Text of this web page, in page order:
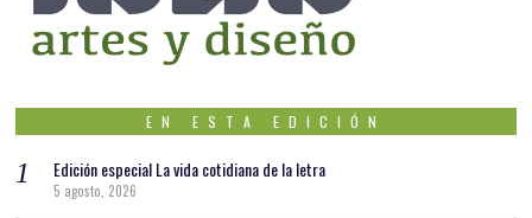
EN ESTA EDICIÓN
Edición especial La vida cotidiana de la letra
5 agosto, 2026